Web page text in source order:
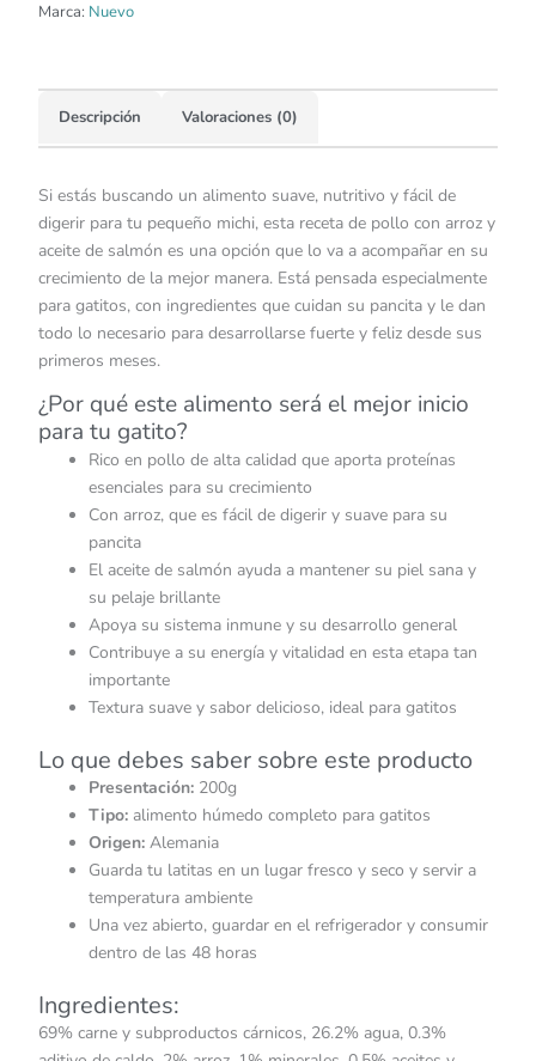
Marca: Nuevo
Descripción Valoraciones (0)
Si estás buscando un alimento suave, nutritivo y fácil de
digerir para tu pequeño michi, esta receta de pollo con arroz y
aceite de salmón es una opción que lo va a acompañar en su
crecimiento de la mejor manera. Está pensada especialmente
para gatitos, con ingredientes que cuidan su pancita y le dan
todo lo necesario para desarrollarse fuerte y feliz desde sus
primeros meses.
¿Por qué este alimento será el mejor inicio
para tu gatito?
Rico en pollo de alta calidad que aporta proteínas
esenciales para su crecimiento
Con arroz, que es fácil de digerir y suave para su
pancita
El aceite de salmón ayuda a mantener su piel sana y
su pelaje brillante
Apoya su sistema inmune y su desarrollo general
Contribuye a su energía y vitalidad en esta etapa tan
importante
Textura suave y sabor delicioso, ideal para gatitos
Lo que debes saber sobre este producto
Presentación: 200g
Tipo: alimento húmedo completo para gatitos
Origen: Alemania
Guarda tu latitas en un lugar fresco y seco y servir a
temperatura ambiente
Una vez abierto, guardar en el refrigerador y consumir
dentro de las 48 horas
Ingredientes:
69% carne y subproductos cárnicos, 26.2% agua, 0.3%